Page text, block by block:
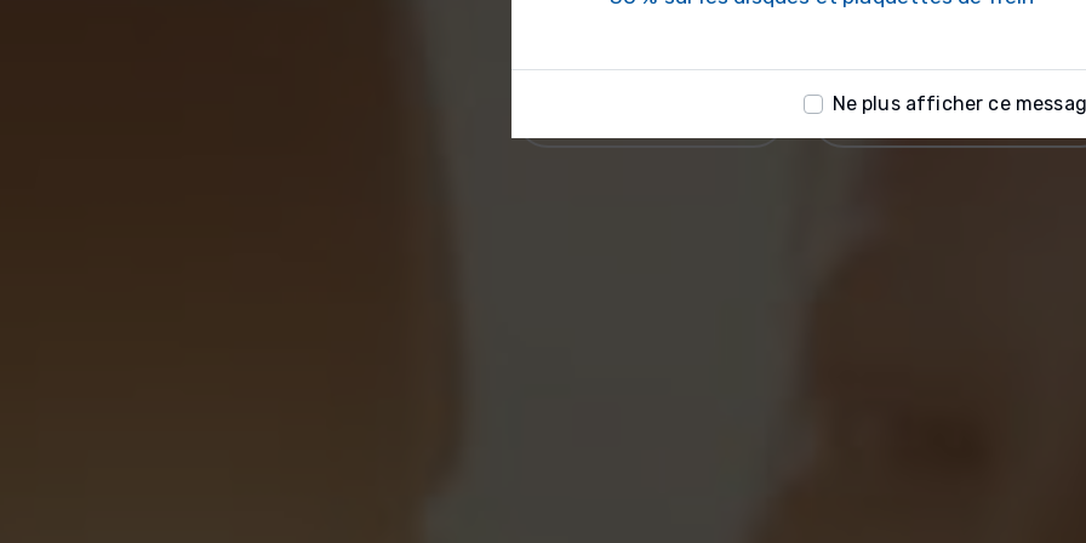
Ne plus afficher ce
CONTACTEZ NOUS